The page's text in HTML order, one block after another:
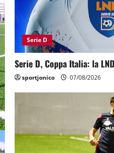
Serie D
Serie D, Coppa Italia: la
sportjonico 07/08/2026